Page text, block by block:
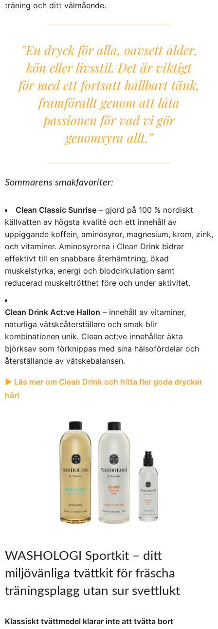
träning och ditt välmående.
”En dryck för alla, oavsett ålder,
kön eller livsstil. Det är viktigt
för med ett fortsatt hållbart tänk,
framförallt genom att låta
passionen för vad vi gör
genomsyra allt.”
Sommarens smakfavoriter:
Clean Classic Sunrise – gjord på 100 % nordiskt
källvatten av högsta kvalité och ett innehåll av
uppiggande koffein, aminosyror, magnesium, krom, zink,
och vitaminer. Aminosyrorna i Clean Drink bidrar
effektivt till en snabbare återhämtning, ökad
muskelstyrka, energi och blodcirkulation samt
reducerad muskeltrötthet före och under aktivitet.
Clean Drink Act:ve Hallon – innehåll av vitaminer,
naturliga vätskeåterställare och smak blir
kombinationen unik. Clean act:ve innehåller äkta
björksav som förknippas med sina hälsofördelar och
återställande av vätskebalansen.
► Läs mer om Clean Drink och hitta fler goda drycker
här!
WASHOLOGI Sportkit – ditt
miljövänliga tvättkit för fräscha
träningsplagg utan sur svettlukt
Klassiskt tvättmedel klarar inte att tvätta bort